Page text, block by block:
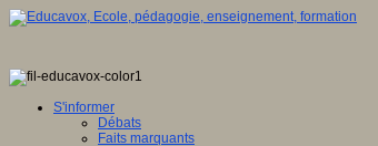
S'informer
Débats
Faits marquants